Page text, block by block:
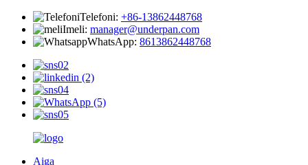
Telefoni: +86-13862448768
Imeli: manager@underpan.com
WhatsApp: 8613862448768
Aiga